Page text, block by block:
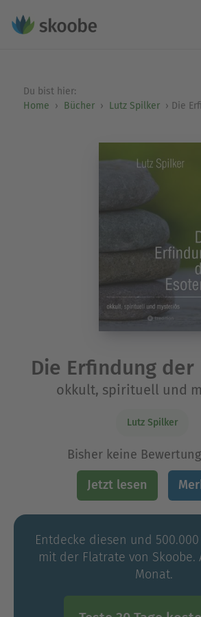
Du bist hier:
Home
Bücher Lutz Spilker Die
Die Erfindung
okkult, spirituell und
Lutz Spilker
Bisher keine
Jetzt lesen
Entdecke diesen und
mit der Flatrate von Skoobe.
Monat.